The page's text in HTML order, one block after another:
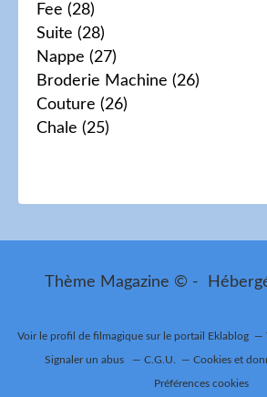
Fee (28)
Suite (28)
Nappe (27)
Broderie Machine (26)
Couture (26)
Chale (25)
Thème Magazine © -
Voir le profil de filmagique sur le portail Eklablog
Signaler un abus C.G.U. Cookies et
Préférences cookies